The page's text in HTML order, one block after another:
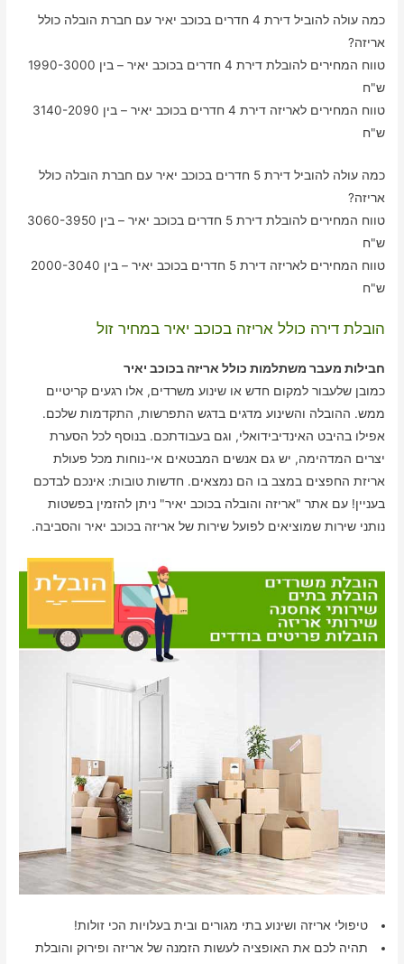
כמה עולה להוביל דירת 4 חדרים בכוכב יאיר עם חברת הובלה כולל
אריזה?
טווח המחירים להובלת דירת 4 חדרים בכוכב יאיר – בין 1990-3000
ש"ח
טווח המחירים לאריזה דירת 4 חדרים בכוכב יאיר – בין 3140-2090
ש"ח
כמה עולה להוביל דירת 5 חדרים בכוכב יאיר עם חברת הובלה כולל
אריזה?
טווח המחירים להובלת דירת 5 חדרים בכוכב יאיר – בין 3060-3950
ש"ח
טווח המחירים לאריזה דירת 5 חדרים בכוכב יאיר – בין 2000-3040
ש"ח
הובלת דירה כולל אריזה בכוכב יאיר במחיר זול
חבילות מעבר משתלמות כולל אריזה בכוכב יאיר
כמובן שלעבור למקום חדש או שינוע משרדים, אלו רגעים קריטיים
ממש. ההובלה והשינוע מדגים בדגש התפרשות, התקדמות שלכם.
אפילו בהיבט האינדיבידואלי, וגם בעבודתכם. בנוסף לכל הסערת
יצרים המדהימה, יש גם אנשים המבטאים אי-נוחות מכל פעולת
אריזת החפצים במצב בו הם נמצאים. חדשות טובות: אינכם לבדכם
בעניין! עם אתר "אריזה והובלה בכוכב יאיר" ניתן להזמין בפשטות
נותני שירות שמוציאים לפועל שירות של אריזה בכוכב יאיר והסביבה.
טיפולי אריזה ושינוע בתי מגורים ובית בעלויות הכי זולות!
תהיה לכם את האופציה לעשות הזמנה של אריזה ופירוק והובלת